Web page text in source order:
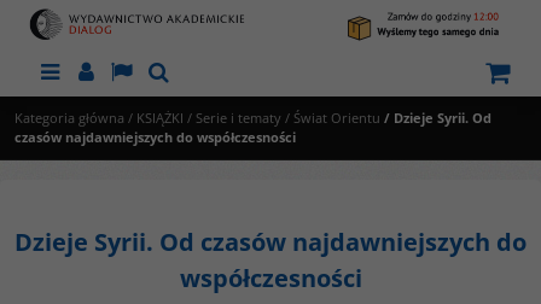
MenuPanelLangSzukaj
Kategoria główna / KSIĄŻKI / Serie i tematy / Świat Orientu / Dzieje Syrii. Od
czasów najdawniejszych do współczesności
Dzieje Syrii. Od czasów najdawniejszych do
współczesności